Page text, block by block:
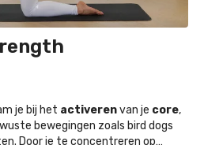
je bij het activerenvan je core,
bewegingen zoals bird dogs
Door je te concentreren op